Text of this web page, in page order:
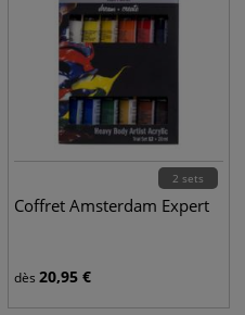
2 sets
Coffret Amsterdam Expert
dès 20,95 €